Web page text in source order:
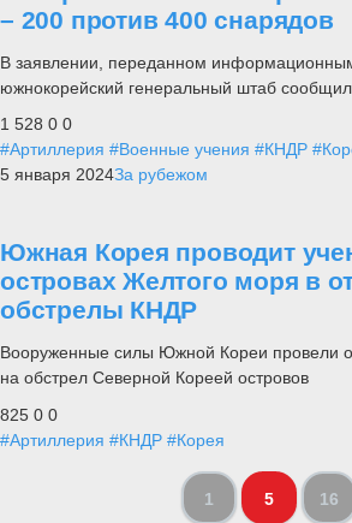
– 200 против 400 снарядов
В заявлении, переданном информационным
южнокорейский генеральный штаб сообщил,
1 528 0 0
#Артиллерия #Военные учения #КНДР
5 января 2024За рубежом
Южная Корея проводит
островах Желтого моря в
обстрелы КНДР
Вооруженные силы Южной Кореи провели
на обстрел Северной Кореей островов
825 0 0
#Артиллерия #КНДР #Корея
1 5 16